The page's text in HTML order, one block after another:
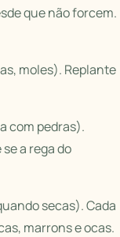
que não forcem.
moles). Replante
com pedras).
a rega do
secas). Cada
marrons e ocas.